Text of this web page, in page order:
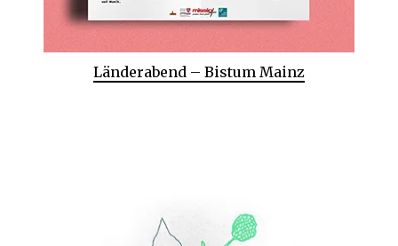
Länderabend – Bistum Mainz